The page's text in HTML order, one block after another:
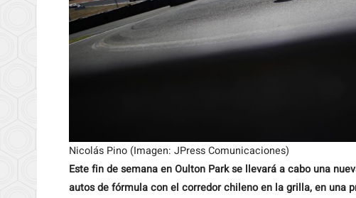
Nicolás Pino (Imagen: JPress Comunicaciones)
Este fin de semana en Oulton Park se llevará a cabo una
autos de fórmula con el corredor chileno en la grilla, en una